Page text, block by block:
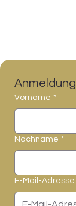
Anmeldung
Vorname *
Nachname *
E-Mail-Adresse